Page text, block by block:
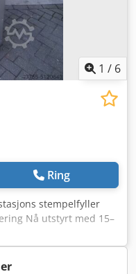
1 / 6
Ring
stempelfyller
Nå utstyrt med 15–
som den er eller